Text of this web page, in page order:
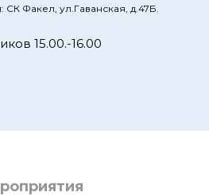
Факел, ул.Гаванская, д.47Б.
15.00.-16.00